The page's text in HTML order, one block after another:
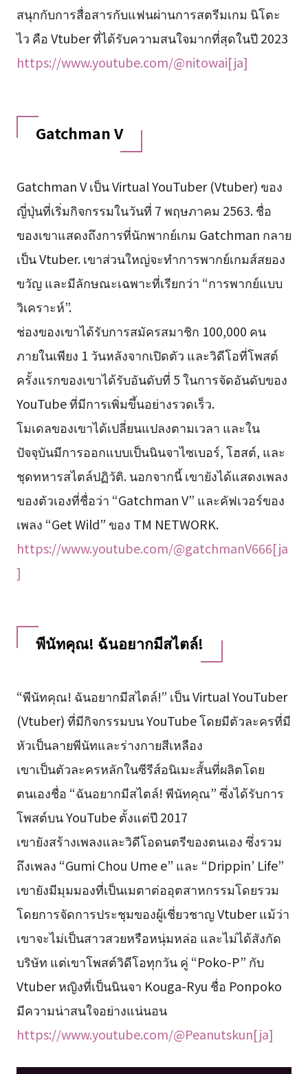
สนุกกับการสื่อสารกับแฟนผ่านการสตรีมเกม นิโตะ
ไว คือ Vtuber ที่ได้รับความสนใจมากที่สุดในปี 2023
https://www.youtube.com/@nitowai[ja]
Gatchman V
Gatchman V เป็น Virtual YouTuber (Vtuber) ของ
ญี่ปุ่นที่เริ่มกิจกรรมในวันที่ 7 พฤษภาคม 2563. ชื่อ
ของเขาแสดงถึงการที่นักพากย์เกม Gatchman กลาย
เป็น Vtuber. เขาส่วนใหญ่จะทำการพากย์เกมส์สยอง
ขวัญ และมีลักษณะเฉพาะที่เรียกว่า “การพากย์แบบ
วิเคราะห์”.
ช่องของเขาได้รับการสมัครสมาชิก 100,000 คน
ภายในเพียง 1 วันหลังจากเปิดตัว และวิดีโอที่โพสต์
ครั้งแรกของเขาได้รับอันดับที่ 5 ในการจัดอันดับของ
YouTube ที่มีการเพิ่มขึ้นอย่างรวดเร็ว.
โมเดลของเขาได้เปลี่ยนแปลงตามเวลา และใน
ปัจจุบันมีการออกแบบเป็นนินจาไซเบอร์, โฮสต์, และ
ชุดทหารสไตล์ปฏิวัติ. นอกจากนี้ เขายังได้แสดงเพลง
ของตัวเองที่ชื่อว่า “Gatchman V” และคัฟเวอร์ของ
เพลง “Get Wild” ของ TM NETWORK.
https://www.youtube.com/@gatchmanV666[ja
]
พีนัทคุณ! ฉันอยากมีสไตล์!
“พีนัทคุณ! ฉันอยากมีสไตล์!” เป็น Virtual YouTuber
(Vtuber) ที่มีกิจกรรมบน YouTube โดยมีตัวละครที่มี
หัวเป็นลายพีนัทและร่างกายสีเหลือง
เขาเป็นตัวละครหลักในซีรีส์อนิเมะสั้นที่ผลิตโดย
ตนเองชื่อ “ฉันอยากมีสไตล์! พีนัทคุณ” ซึ่งได้รับการ
โพสต์บน YouTube ตั้งแต่ปี 2017
เขายังสร้างเพลงและวิดีโอดนตรีของตนเอง ซึ่งรวม
ถึงเพลง “Gumi Chou Ume e” และ “Drippin’ Life”
เขายังมีมุมมองที่เป็นเมตาต่ออุตสาหกรรมโดยรวม
โดยการจัดการประชุมของผู้เชี่ยวชาญ Vtuber แม้ว่า
เขาจะไม่เป็นสาวสวยหรือหนุ่มหล่อ และไม่ได้สังกัด
บริษัท แต่เขาโพสต์วิดีโอทุกวัน คู่ “Poko-P” กับ
Vtuber หญิงที่เป็นนินจา Kouga-Ryu ชื่อ Ponpoko
มีความน่าสนใจอย่างแน่นอน
https://www.youtube.com/@Peanutskun[ja]